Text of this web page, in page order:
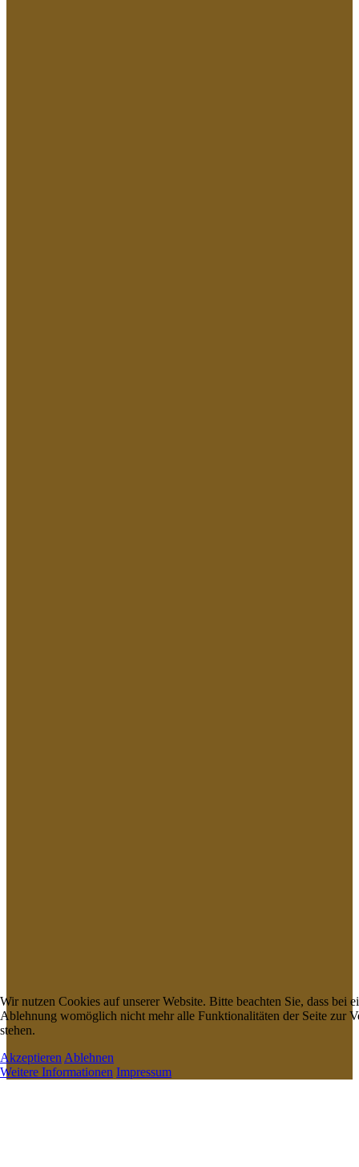
Wir nutzen Cookies auf unserer Website. Bitte beachten Sie, dass bei
Ablehnung womöglich nicht mehr alle Funktionalitäten der Seite zur
stehen.
Akzeptieren Ablehnen
Weitere Informationen Impressum